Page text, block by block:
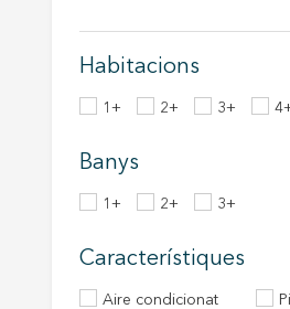
Habitacions
1+ 2+ 3+
Banys
1+ 2+ 3+
Característiques
Aire condicionat